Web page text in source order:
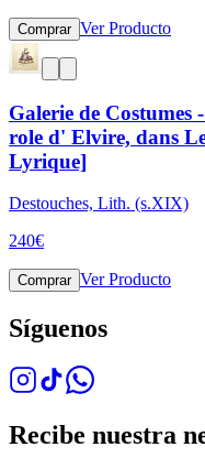
Comprar Ver Producto
Galerie de
role d' Elvire, dans
Lyrique]
Destouches, Lith. (s.XIX)
240€
Comprar Ver Producto
Síguenos
Recibe nuestra